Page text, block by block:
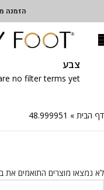
הזמנה מעל 250 שח
צבע
no filter terms yet
דף הבית »
48.999951
לא נמצאו מוצרים התואמים את